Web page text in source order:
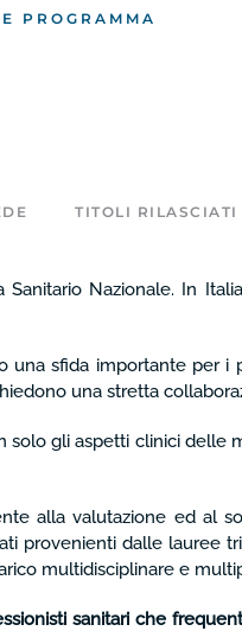
PROGRAMMA
TITOLI RILASCIATI
Nazionale. In
sfida importante per i
una stretta
gli aspetti clinici delle
alla valutazione ed al
provenienti dalle lauree
multidisciplinare e
sanitari che